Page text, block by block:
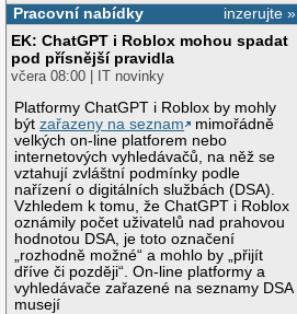
inzerujte »
Pracovní nabídky
EK: ChatGPT i Roblox mohou spadat
pod přísnější pravidla
včera 08:00 | IT novinky
Platformy ChatGPT i Roblox by mohly
býtzařazeny na seznam
mimořádně
velkých on-line platforem nebo
internetových vyhledávačů, na něž se
vztahují zvláštní podmínky podle
nařízení o digitálních službách (DSA).
Vzhledem k tomu, že ChatGPT i Roblox
oznámily počet uživatelů nad prahovou
hodnotou DSA, je toto označení
„rozhodně možné“ a mohlo by „přijít
dříve či později“. On-line platformy a
vyhledávače zařazené na seznamy DSA
musejí